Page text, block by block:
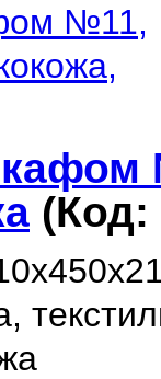
(Код: